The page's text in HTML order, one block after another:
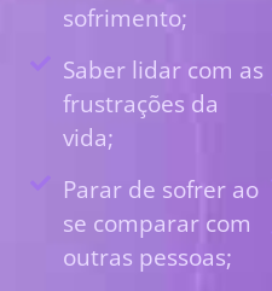
sofrimento;
Saber lidar com as
frustrações da
vida;
Parar de sofrer ao
se comparar com
outras pessoas;